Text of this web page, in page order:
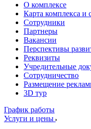
О комплексе
Карта комплекса и
Сотрудники
Партнеры
Вакансии
Перспективы
Реквизиты
Учредительные
Сотрудничество
Размещение
3D тур
График работы
Услуги и цены